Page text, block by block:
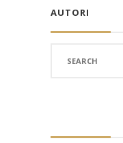
AUTORI